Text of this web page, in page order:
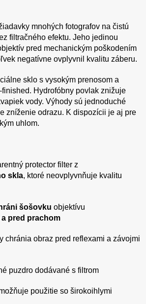
mnohých fotografov na čistú
filtračného efektu. Jeho jedinou
pred mechanickým poškodením
negatívne ovplyvnil kvalitu záberu.
sklo s vysokým prenosom a
Hydrofóbny povlak znižuje
vody. Výhody sú jednoduché
zníženie odrazu. K dispozícii je aj pre
uhlom.
protector filter z
skla, ktoré neovplyvnňuje kvalitu
šošovku objektívu
pred prachom
chránia obraz pred reflexami a závojmi
puzdro dodávané s filtrom
použitie so širokoihlymi